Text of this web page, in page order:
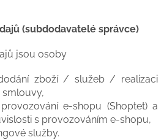
(subdodavatelé správce)
jsou osoby
zboží / služeb / realizaci
smlouvy,
e-shopu (Shoptet) a
s provozováním e-shopu,
služby.